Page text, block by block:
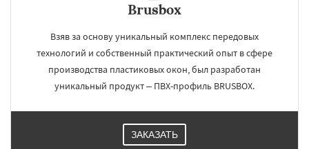
Brusbox
Взяв за основу уникальный комплекс передовых
технологий и собственный практический опыт в сфере
производства пластиковых окон, был разработан
уникальный продукт – ПВХ-профиль BRUSBOX.
ЗАКАЗАТЬ